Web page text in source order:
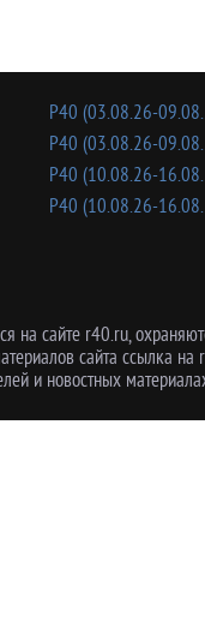
Р40 (03.08.26-
Р40 (03.08.26-
Р40 (10.08.26-
Р40 (10.08.26-
на сайте r40.ru,
сайта ссылка
и новостных